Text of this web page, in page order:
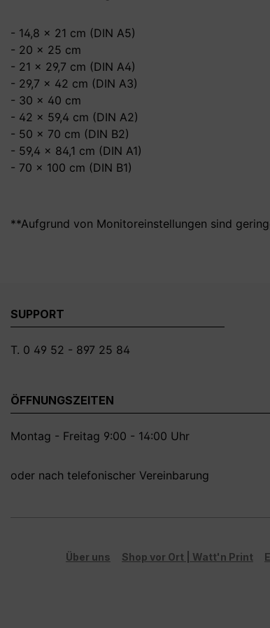
- 14,8 x 21 cm (DIN A5)
- 20 x 25 cm
- 21 x 29,7 cm (DIN A4)
- 29,7 x 42 cm (DIN A3)
- 30 x 40 cm
- 42 x 59,4 cm (DIN A2)
- 50 x 70 cm (DIN B2)
- 59,4 x 84,1 cm (DIN A1)
- 70 x 100 cm (DIN B1)
**Aufgrund von Monitoreinstellungen sind
SUPPORT
T. 0 49 52 - 897 25 84
ÖFFNUNGSZEITEN
Montag - Freitag 9:00 - 14:00 Uhr
oder nach telefonischer Vereinbarung
Über uns Shop vor Ort | Watt'n Print